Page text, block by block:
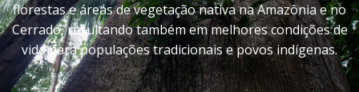
florestas e áreas de vegetação nativa na Amazônia e no
Cerrado, resultando também em melhores condições de
vida para populações tradicionais e povos indígenas.